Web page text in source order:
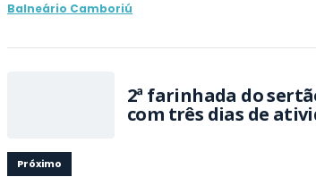
Balneário Camboriú
2ª farinhada do
com três dias de
Próximo